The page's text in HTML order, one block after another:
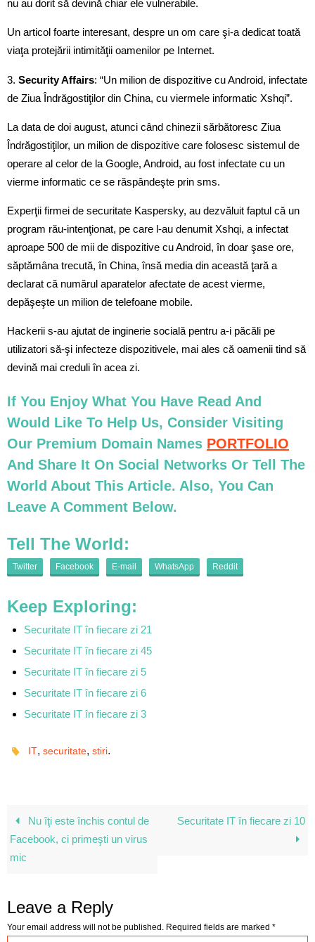
nu au dorit să devină chiar ele vulnerabile.
Un articol foarte interesant, despre un om care şi-a dedicat toată
viaţa protejării intimităţii oamenilor pe Internet.
3. Security Affairs: “Un milion de dispozitive cu Android, infectate
de Ziua Îndrăgostiţilor din China, cu viermele informatic Xshqi”.
La data de doi august, atunci când chinezii sărbătoresc Ziua
Îndrăgostiţilor, un milion de dispozitive care folosesc sistemul de
operare al celor de la Google, Android, au fost infectate cu un
vierme informatic ce se răspândeşte prin sms.
Experţii firmei de securitate Kaspersky, au dezvăluit faptul că un
program rău-intenţionat, pe care l-au denumit Xshqi, a infectat
aproape 500 de mii de dispozitive cu Android, în doar şase ore,
săptămâna trecută, în China, însă media din această ţară a
declarat că numărul aparatelor afectate de acest vierme,
depăşeşte un milion de telefoane mobile.
Hackerii s-au ajutat de inginerie socială pentru a-i păcăli pe
utilizatori să-şi infecteze dispozitivele, mai ales că oamenii tind să
devină mai creduli în acea zi.
If You Enjoy What You Have Read And
Would Like To Help Us, Consider Visiting
Our Premium Domain Names PORTFOLIO
And Share It On Social Networks Or Tell The
World About This Article. Also, You Can
Leave A Comment Below.
Tell The World:
Twitter Facebook E-mail WhatsApp Reddit
Keep Exploring:
Securitate IT în fiecare zi 21
Securitate IT în fiecare zi 45
Securitate IT în fiecare zi 5
Securitate IT în fiecare zi 6
Securitate IT în fiecare zi 3
IT,securitate,stiri.
Nu îţi este închis contul de
Facebook, ci primeşti un virus
mic
Securitate IT în fiecare zi 10
Leave a Reply
Your email address will not be published. Required fields are marked *